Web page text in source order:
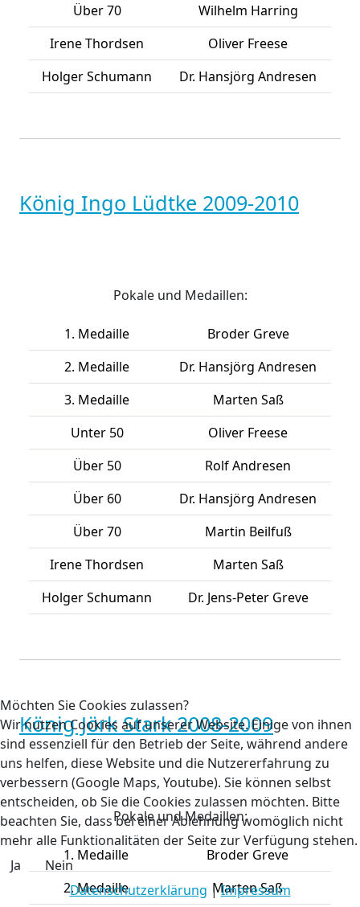
Über 70
Wilhelm Harring
Irene Thordsen
Oliver Freese
Holger Schumann
Dr. Hansjörg Andresen
König Ingo Lüdtke 2009-2010
Pokale und Medaillen:
1. Medaille
Broder Greve
2. Medaille
Dr. Hansjörg Andresen
3. Medaille
Marten Saß
Unter 50
Oliver Freese
Über 50
Rolf Andresen
Über 60
Dr. Hansjörg Andresen
Über 70
Martin Beilfuß
Irene Thordsen
Marten Saß
Holger Schumann
Dr. Jens-Peter Greve
König Jörk Stark 2008-2009
Pokale und Medaillen:
1. Medaille
Broder Greve
2. Medaille
Marten Saß
Möchten Sie Cookies zulassen?
Wir nutzen Cookies auf unserer Website. Einige von ihnen
sind essenziell für den Betrieb der Seite, während andere
uns helfen, diese Website und die Nutzererfahrung zu
verbessern (Google Maps, Youtube). Sie können selbst
entscheiden, ob Sie die Cookies zulassen möchten. Bitte
beachten Sie, dass bei einer Ablehnung womöglich nicht
mehr alle Funktionalitäten der Seite zur Verfügung stehen.
Ja
Nein
Datenschutzerklärung |Impressum